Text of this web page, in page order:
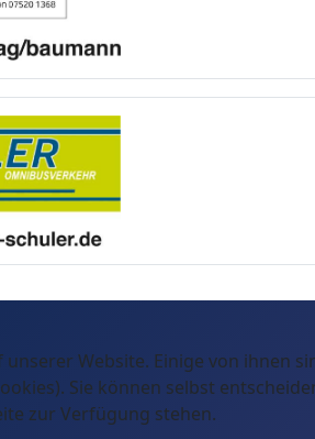
Website. Einige von ihnen
Sie können selbst
zur Verfügung stehen.